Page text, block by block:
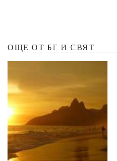
ОЩЕ ОТ БГ И СВЯТ